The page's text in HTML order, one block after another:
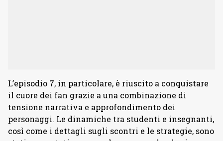
L’episodio 7, in particolare, è riuscito a conquistare
il cuore dei fan grazie a una combinazione di
tensione narrativa e approfondimento dei
personaggi. Le dinamiche tra studenti e insegnanti,
così come i dettagli sugli scontri e le strategie, sono